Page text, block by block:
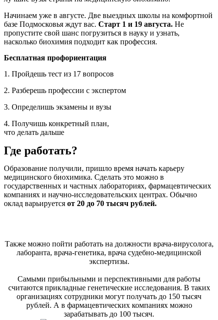
Начинаем уже в августе. Две выездных школы на комфортной
базе Подмосковья ждут вас. Старт 1 и 19 августа. Не
пропустите свой шанс погрузиться в науку и узнать,
насколько биохимия подходит как профессия.
Бесплатная профориентация
1. Пройдешь тест из 17 вопросов
2. Разберешь профессии с экспертом
3. Определишь экзамены и вузы
4. Получишь конкретный план,
что делать дальше
Где работать?
Образование получили, пришло время начать карьеру
медицинского биохимика. Сделать это можно в
государственных и частных лабораториях, фармацевтических
компаниях и научно-исследовательских центрах. Обычно
оклад варьируется от 20 до 70 тысяч рублей.
Также можно пойти работать на должности врача-вирусолога,
лаборанта, врача-генетика, врача судебно-медицинской
экспертизы.
Самыми прибыльными и перспективными для работы
считаются прикладные генетические исследования. В таких
организациях сотрудники могут получать до 150 тысяч
рублей. А в фармацевтических компаниях можно
зарабатывать до 100 тысяч.